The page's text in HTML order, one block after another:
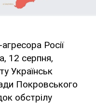
Росії
12 серпня,
Українськ
Покровського
обстрілу